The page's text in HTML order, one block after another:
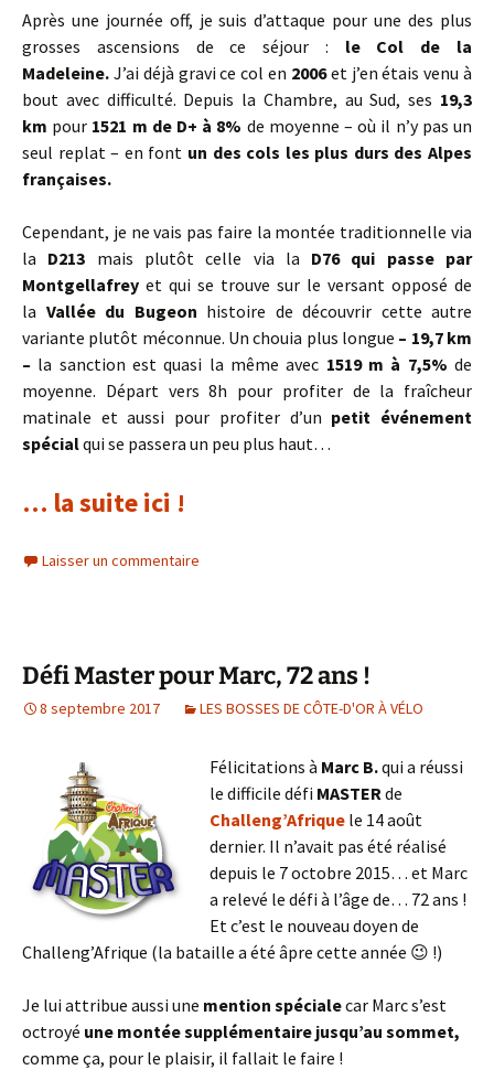
Après une journée off, je suis d’attaque pour une des plus
grosses ascensions de ce séjour : le Col de la
Madeleine. J’ai déjà gravi ce col en 2006et j’en étais venu à
bout avec difficulté. Depuis la Chambre, au Sud, ses 19,3
km pour 1521 m de D+ à 8% de moyenne – où il n’y pas un
seul replat – en font un des cols les plus durs des Alpes
françaises.
Cependant, je ne vais pas faire la montée traditionnelle via
la D213 mais plutôt celle via la D76 qui passe par
Montgellafrey et qui se trouve sur le versant opposé de
la Vallée du Bugeon histoire de découvrir cette autre
variante plutôt méconnue. Un chouia plus longue – 19,7 km
– la sanction est quasi la même avec 1519 m à 7,5% de
moyenne. Départ vers 8h pour profiter de la fraîcheur
matinale et aussi pour profiter d’un petit événement
spécialqui se passera un peu plus haut…
… la suite ici !
Laisser un commentaire
Défi Master pour Marc, 72 ans !
8 septembre 2017 LES BOSSES DE CÔTE-D'OR À VÉLO
Félicitations à Marc B.qui a réussi
le difficile défi MASTER de
Challeng’Afrique le 14 août
dernier. Il n’avait pas été réalisé
depuis le 7 octobre 2015… et Marc
a relevé le défi à l’âge de… 72 ans !
Et c’est le nouveau doyen de
Challeng’Afrique (la bataille a été âpre cette année 😉 !)
Je lui attribue aussi une mention spécialecar Marc s’est
octroyé une montée supplémentaire jusqu’au sommet,
comme ça, pour le plaisir, il fallait le faire !